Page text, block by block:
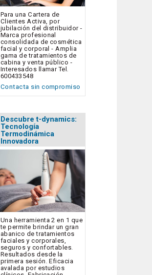
Para una Cartera de
Clientes Activa, por
jubilación del distribuidor -
Marca profesional
consolidada de cosmética
facial y corporal - Amplia
gama de tratamientos de
cabina y venta público -
Interesados llamar Tel.
600433548
Contacta sin compromiso
Descubre t-dynamics:
Tecnología
Termodinámica
Innovadora
Una herramienta 2 en 1 que
te permite brindar un gran
abanico de tratamientos
faciales y corporales,
seguros y confortables.
Resultados desde la
primera sesión. Eficacia
avalada por estudios